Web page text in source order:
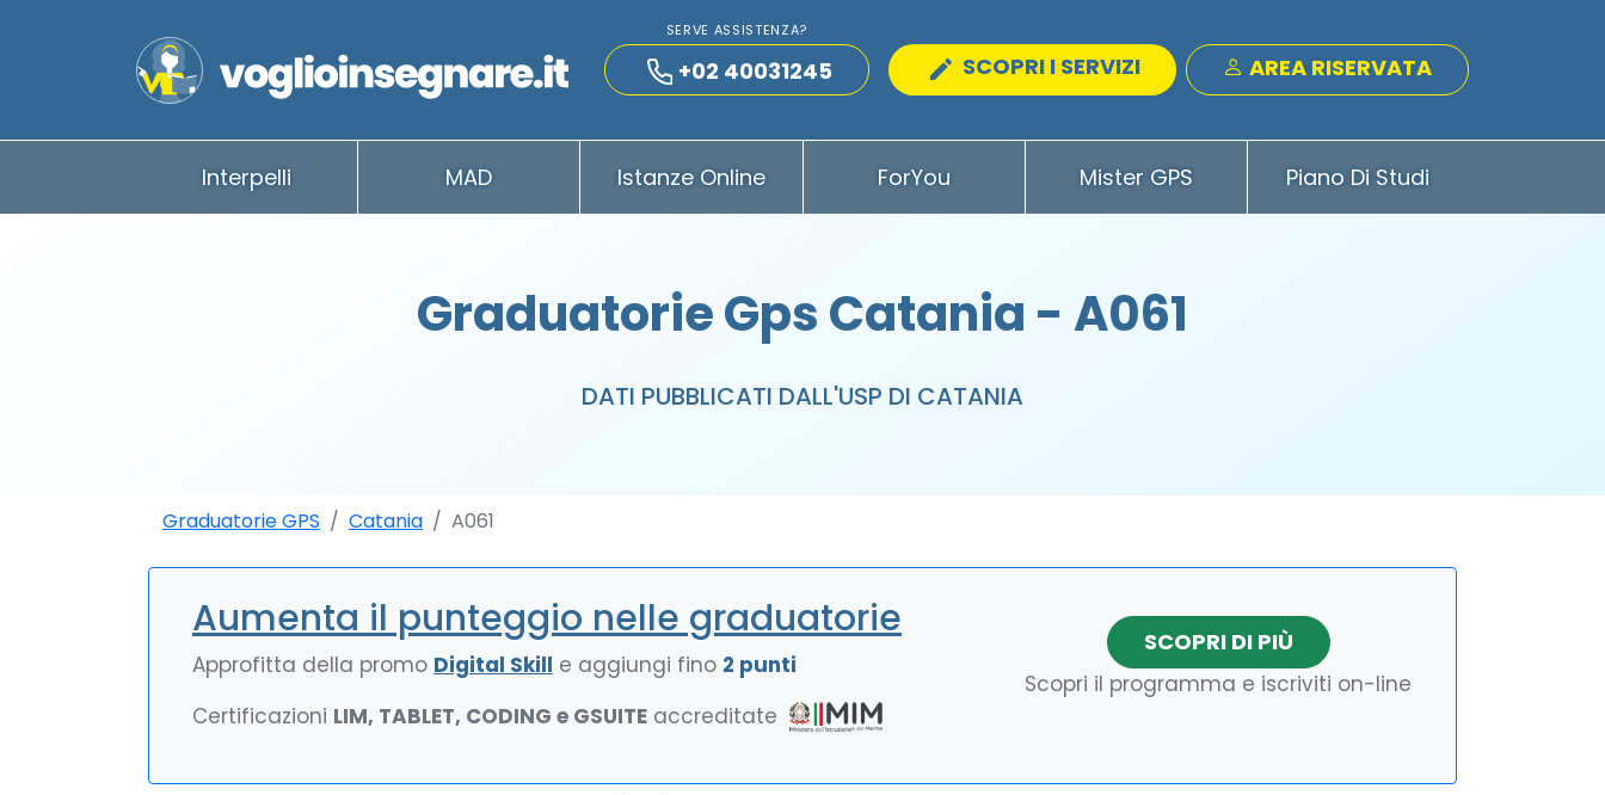
SERVE ASSISTENZA?
+02 40031245 SCOPRI I SERVIZI AREA RISERVATA
Interpelli MAD Istanze Online ForYou Mister GPS Piano Di Studi
Graduatorie Gps Catania - A061
DATI PUBBLICATI DALL'USP DI CATANIA
Graduatorie GPS Catania A061
Aumenta il punteggio nelle graduatorie
Approfitta della promo Digital Skill e aggiungi fino 2 punti
Certificazioni LIM, TABLET, CODING e GSUITE accreditate
SCOPRI DI PIÙ
Scopri il programma e iscriviti on-line